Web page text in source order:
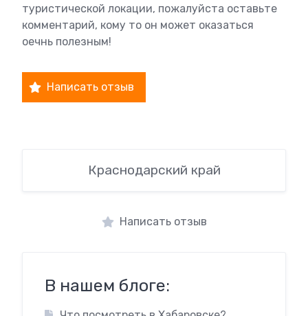
туристической локации, пожалуйста оставьте
комментарий, кому то он может оказаться
оечнь полезным!
Написать отзыв
Краснодарский край
Написать отзыв
В нашем блоге: